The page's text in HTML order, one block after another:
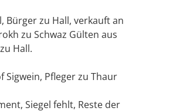
Bürger zu Hall, verkauft an
zu Schwaz Gülten aus
Hall.
Sigwein, Pfleger zu Thaur
Siegel fehlt, Reste der